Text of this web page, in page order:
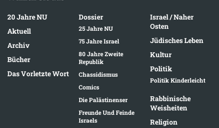
20 Jahre NU
Aktuell
Archiv
Bücher
Das Vorletzte Wort
Dossier
25 Jahre NU
75 Jahre Israel
80 Jahre Zweite
Republik
Chassidismus
Comics
Die Palästinenser
Freunde Und Feinde
Israels
Israel / Naher
Osten
Jüdisches Leben
Kultur
Politik
Politik Kinderleicht
Rabbinische
Weisheiten
Religion